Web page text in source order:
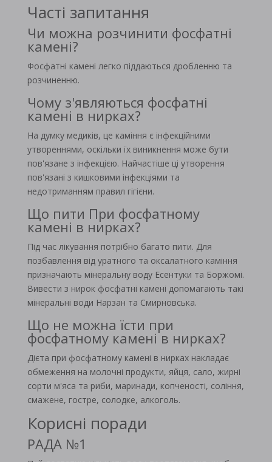
Часті запитання
Чи можна розчинити фосфатні
камені?
Фосфатні камені легко піддаються дробленню та
розчиненню.
Чому з'являються фосфатні
камені в нирках?
На думку медиків, це каміння є інфекційними
утвореннями, оскільки їх виникнення може бути
пов'язане з інфекцією. Найчастіше ці утворення
пов'язані з кишковими інфекціями та
недотриманням правил гігієни.
Що пити При фосфатному
камені в нирках?
Під час лікування потрібно багато пити. Для
позбавлення від уратного та оксалатного каміння
призначають мінеральну воду Есентуки та Боржомі.
Вивести з нирок фосфатні камені допомагають такі
мінеральні води Нарзан та Смирновська.
Що не можна їсти при
фосфатному камені в нирках?
Дієта при фосфатному камені в нирках накладає
обмеження на молочні продукти, яйця, сало, жирні
сорти м'яса та риби, маринади, копченості, соління,
смажене, гостре, солодке, алкоголь.
Корисні поради
РАДА №1